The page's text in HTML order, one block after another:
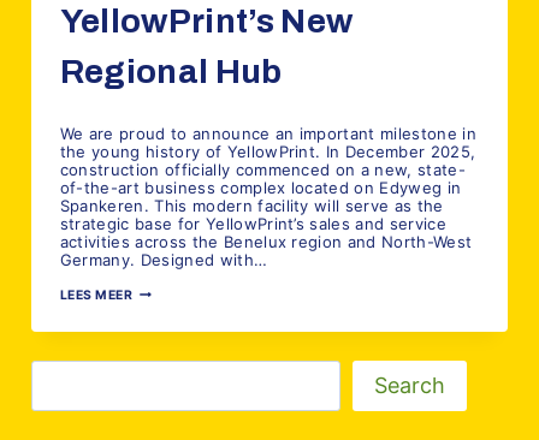
YellowPrint’s New
Regional Hub
YellowPrint
We are proud to announce an important milestone in
the young history of YellowPrint. In December 2025,
construction officially commenced on a new, state-
of-the-art business complex located on Edyweg in
Spankeren. This modern facility will serve as the
strategic base for YellowPrint’s sales and service
activities across the Benelux region and North-West
Germany. Designed with…
LEES MEERYELLOWPRINT’S
NEW
HUB
Zoeken
Search